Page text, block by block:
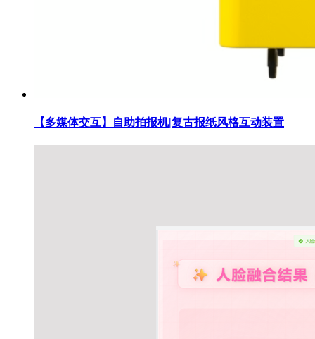
【多媒体交互】自助拍报机|复古报纸风格互动装置